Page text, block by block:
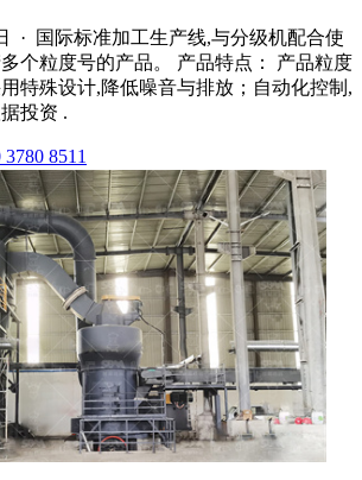
· 国际标准加工生产线,与分级机配合使
个粒度号的产品。 产品特点： 产品粒度
特殊设计,降低噪音与排放；自动化控制,
投资 .
8511